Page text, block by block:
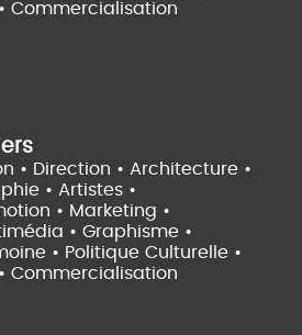
Commercialisation
• Direction • Architecture •
• Artistes •
• Marketing •
• Graphisme •
• Politique Culturelle •
Commercialisation